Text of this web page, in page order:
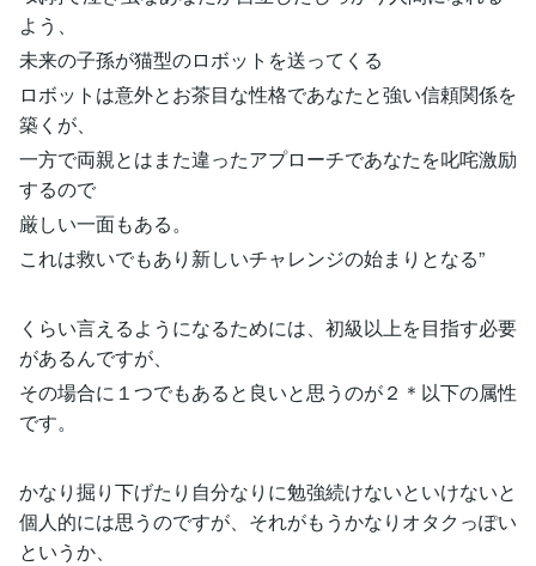
よう、
未来の子孫が猫型のロボットを送ってくる
ロボットは意外とお茶目な性格であなたと強い信頼関係を
築くが、
一方で両親とはまた違ったアプローチであなたを叱咤激励
するので
厳しい一面もある。
これは救いでもあり新しいチャレンジの始まりとなる”
くらい言えるようになるためには、初級以上を目指す必要
があるんですが、
その場合に１つでもあると良いと思うのが２＊以下の属性
です。
かなり掘り下げたり自分なりに勉強続けないといけないと
個人的には思うのですが、それがもうかなりオタクっぽい
というか、